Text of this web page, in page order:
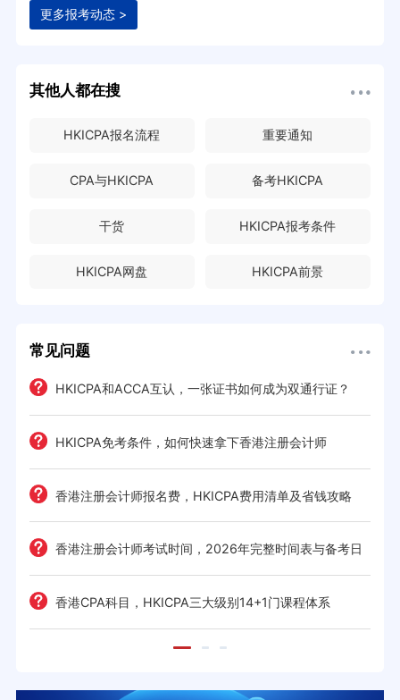
更多报考动态 >
其他人都在搜
HKICPA报名流程 重要通知
CPA与HKICPA 备考HKICPA
干货 HKICPA报考条件
HKICPA网盘 HKICPA前景
常见问题
HKICPA和ACCA互认，一张证书如何成为双通行证？
HKICPA免考条件，如何快速拿下香港注册会计师
香港注册会计师报名费，HKICPA费用清单及省钱攻略
香港注册会计师考试时间，2026年完整时间表与备考日
历 香港CPA科目，HKICPA三大级别14+1门课程体系